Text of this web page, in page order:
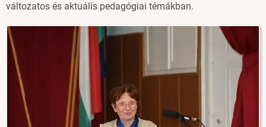
változatos és aktuális pedagógiai témákban.
Image